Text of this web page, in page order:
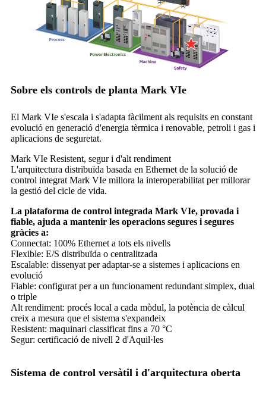
Sobre els controls de planta Mark VIe
El Mark VIe s'escala i s'adapta fàcilment als requisits en constant
evolució en generació d'energia tèrmica i renovable, petroli i gas i
aplicacions de seguretat.
Mark VIe Resistent, segur i d'alt rendiment
L'arquitectura distribuïda basada en Ethernet de la solució de
control integrat Mark VIe millora la interoperabilitat per millorar
la gestió del cicle de vida.
La plataforma de control integrada Mark VIe, provada i
fiable, ajuda a mantenir les operacions segures i segures
gràcies a:
Connectat: 100% Ethernet a tots els nivells
Flexible: E/S distribuïda o centralitzada
Escalable: dissenyat per adaptar-se a sistemes i aplicacions en
evolució
Fiable: configurat per a un funcionament redundant simplex, dual
o triple
Alt rendiment: procés local a cada mòdul, la potència de càlcul
creix a mesura que el sistema s'expandeix
Resistent: maquinari classificat fins a 70 °C
Segur: certificació de nivell 2 d'Aquil·les
Sistema de control versàtil i d'arquitectura oberta